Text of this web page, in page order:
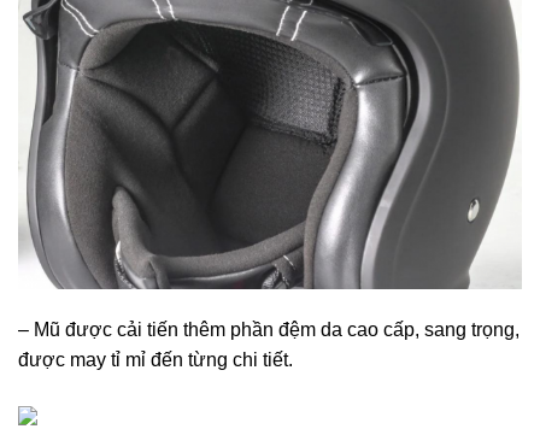
– Mũ được cải tiến thêm phần đệm da cao cấp, sang trọng,
được may tỉ mỉ đến từng chi tiết.